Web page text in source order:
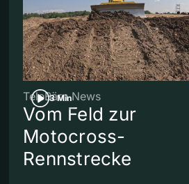
3 Min
TeleBärn News
Vom Feld zur
Motocross-
Rennstrecke